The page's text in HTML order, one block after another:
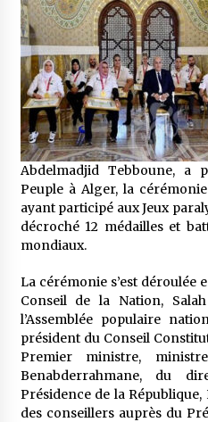
« Père, tiens-
5 ans ago
Le bouc de
5 ans ago
Le monstrueux vieillard
algérien)
Rencontre
touareg)
5 ans ago
Un conte
5 ans ago
Abdelmadjid Tebboune, a
Peuple à Alger, la
ayant participé aux Jeux
décroché 12 médailles et
mondiaux.
La cérémonie s’est déroulée
Conseil de la Nation,
l’Assemblée populaire
président du Conseil
Premier ministre,
Benabderrahmane, du
Présidence de la
des conseillers auprès du